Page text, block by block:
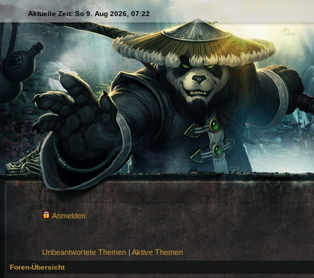
Aktuelle Zeit: So 9. Aug 2026, 07:22
Anmelden
Unbeantwortete Themen | Aktive Themen
Foren-Übersicht